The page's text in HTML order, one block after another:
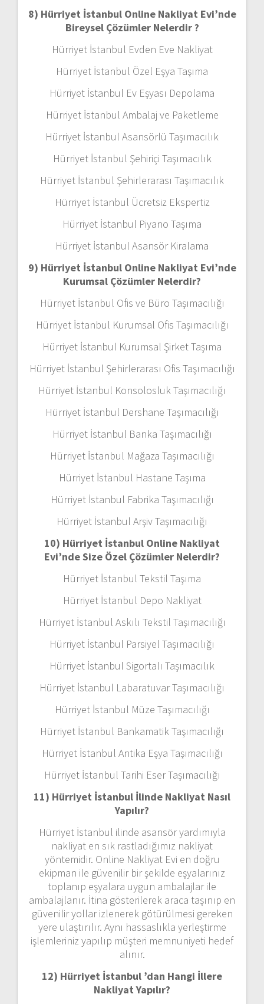
8) Hürriyet İstanbul Online Nakliyat Evi’nde
Bireysel Çözümler Nelerdir ?
Hürriyet İstanbul Evden Eve Nakliyat
Hürriyet İstanbul Özel Eşya Taşıma
Hürriyet İstanbul Ev Eşyası Depolama
Hürriyet İstanbul Ambalaj ve Paketleme
Hürriyet İstanbul Asansörlü Taşımacılık
Hürriyet İstanbul Şehiriçi Taşımacılık
Hürriyet İstanbul Şehirlerarası Taşımacılık
Hürriyet İstanbul Ücretsiz Ekspertiz
Hürriyet İstanbul Piyano Taşıma
Hürriyet İstanbul Asansör Kiralama
9) Hürriyet İstanbul Online Nakliyat Evi’nde
Kurumsal Çözümler Nelerdir?
Hürriyet İstanbul Ofis ve Büro Taşımacılığı
Hürriyet İstanbul Kurumsal Ofis Taşımacılığı
Hürriyet İstanbul Kurumsal Şirket Taşıma
Hürriyet İstanbul Şehirlerarası Ofis Taşımacılığı
Hürriyet İstanbul Konsolosluk Taşımacılığı
Hürriyet İstanbul Dershane Taşımacılığı
Hürriyet İstanbul Banka Taşımacılığı
Hürriyet İstanbul Mağaza Taşımacılığı
Hürriyet İstanbul Hastane Taşıma
Hürriyet İstanbul Fabrika Taşımacılığı
Hürriyet İstanbul Arşiv Taşımacılığı
10) Hürriyet İstanbul Online Nakliyat
Evi’nde Size Özel Çözümler Nelerdir?
Hürriyet İstanbul Tekstil Taşıma
Hürriyet İstanbul Depo Nakliyat
Hürriyet İstanbul Askılı Tekstil Taşımacılığı
Hürriyet İstanbul Parsiyel Taşımacılığı
Hürriyet İstanbul Sigortalı Taşımacılık
Hürriyet İstanbul Labaratuvar Taşımacılığı
Hürriyet İstanbul Müze Taşımacılığı
Hürriyet İstanbul Bankamatik Taşımacılığı
Hürriyet İstanbul Antika Eşya Taşımacılığı
Hürriyet İstanbul Tarihi Eser Taşımacılığı
11) Hürriyet İstanbul İlinde Nakliyat Nasıl
Yapılır?
Hürriyet İstanbul ilinde asansör yardımıyla
nakliyat en sık rastladığımız nakliyat
yöntemidir. Online Nakliyat Evi en doğru
ekipman ile güvenilir bir şekilde eşyalarınız
toplanıp eşyalara uygun ambalajlar ile
ambalajlanır. İtina gösterilerek araca taşınıp en
güvenilir yollar izlenerek götürülmesi gereken
yere ulaştırılır. Aynı hassaslıkla yerleştirme
işlemleriniz yapılıp müşteri memnuniyeti hedef
alınır.
12) Hürriyet İstanbul ’dan Hangi İllere
Nakliyat Yapılır?